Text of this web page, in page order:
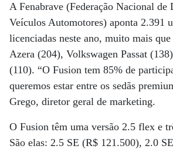
A Fenabrave (Federação Nacional de
Veículos Automotores) aponta 2.391
licenciadas neste ano, muito mais
Azera (204), Volkswagen Passat
(110). “O Fusion tem 85% de
queremos estar entre os sedãs
Grego, diretor geral de marketing.
O Fusion têm uma versão 2.5 flex e
São elas: 2.5 SE (R$ 121.500), 2.0